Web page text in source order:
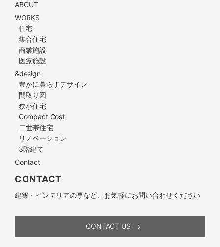
ABOUT
WORKS
住宅
集合住宅
商業施設
医療施設
&design
豊かに暮らすデザイン
間取り図
狭小住宅
Compact Cost
二世帯住宅
リノベーション
3階建て
Contact
CONTACT
建築・インテリアの事など、お気軽にお問い合わせください
CONTACT US